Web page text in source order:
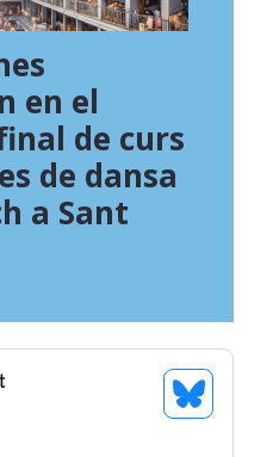
en el
de curs
de dansa
a Sant
See